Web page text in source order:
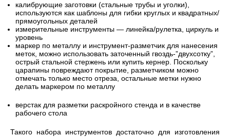
калибрующие заготовки (стальные трубы и уголки),
используются как шаблоны для гибки круглых и квадратных/
прямоугольных деталей
измерительные инструменты — линейка/рулетка, циркуль и
уровень
маркер по металлу и инструмент-разметчик для нанесения
меток, можно использовать заточенный гвоздь-”двухсотку”,
острый стальной стержень или купить кернер. Поскольку
царапины повреждают покрытие, разметчиком можно
отмечать только место отреза, остальные метки нужно
делать маркером по металлу
верстак для разметки раскройного стенда и в качестве
рабочего стола
Такого набора инструментов достаточно для изготовления